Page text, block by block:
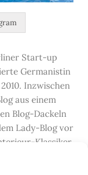
Start-up
Germanistin
Inzwischen
aus einem
Blog-Dackeln
Lady-Blog vor
Klassiker
unter guten
„Made in